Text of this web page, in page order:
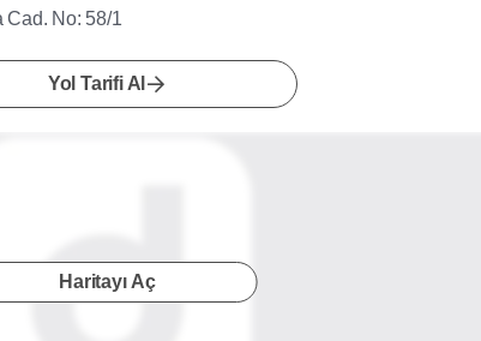
Cad. No: 58/1
Yol Tarifi Al
Haritayı Aç